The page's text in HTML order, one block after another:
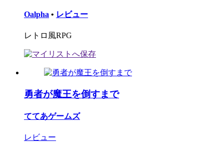
Oalpha • レビュー
レトロ風RPG
勇者が魔王を倒すまで
ててあゲームズ
レビュー